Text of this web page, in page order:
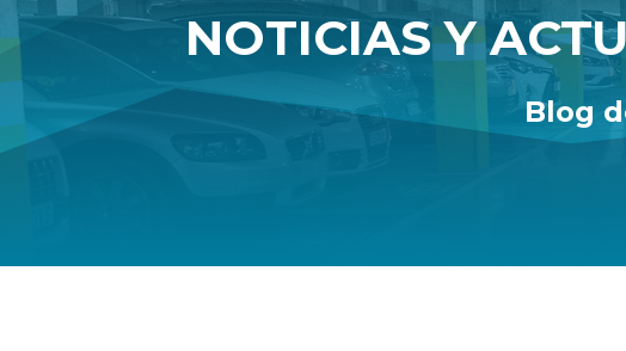
NOTICIAS Y
Blog